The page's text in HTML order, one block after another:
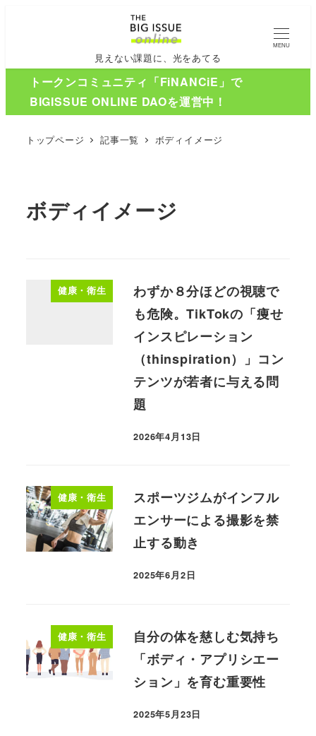
見えない課題に、光をあてる
MENU
トークンコミュニティ「FiNANCiE」で
BIGISSUE ONLINE DAOを運営中！
トップページ 記事一覧 ボディイメージ
ボディイメージ
健康・衛生
わずか８分ほどの視聴で
も危険。TikTokの「痩せ
インスピレーション
（thinspiration）」コン
テンツが若者に与える問
題
2026年4月13日
健康・衛生
スポーツジムがインフル
エンサーによる撮影を禁
止する動き
2025年6月2日
健康・衛生
自分の体を慈しむ気持ち
「ボディ・アプリシエー
ション」を育む重要性
2025年5月23日